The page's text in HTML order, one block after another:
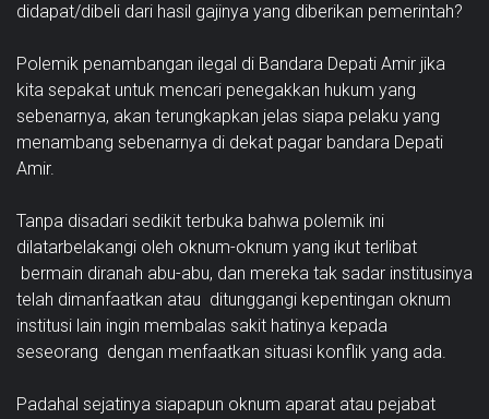
didapat/dibeli dari hasil gajinya yang diberikan pemerintah?
Polemik penambangan ilegal di Bandara Depati Amir jika
kita sepakat untuk mencari penegakkan hukum yang
sebenarnya, akan terungkapkan jelas siapa pelaku yang
menambang sebenarnya di dekat pagar bandara Depati
Amir.
Tanpa disadari sedikit terbuka bahwa polemik ini
dilatarbelakangi oleh oknum-oknum yang ikut terlibat
bermain diranah abu-abu, dan mereka tak sadar institusinya
telah dimanfaatkan atau ditunggangi kepentingan oknum
institusi lain ingin membalas sakit hatinya kepada
seseorang dengan menfaatkan situasi konflik yang ada.
Padahal sejatinya siapapun oknum aparat atau pejabat